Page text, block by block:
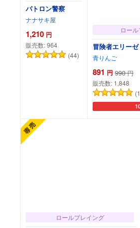
パトロン警察
ナナサキ屋
1,210 円
販売数:964
(44)
ロー
冒険者エリー
青りんご
891 円 990 円
販売数: 1,848
カ
ロールプレイング